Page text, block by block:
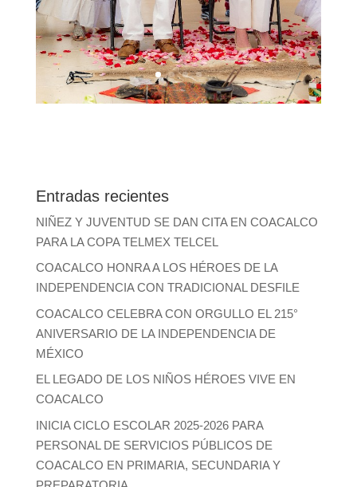
Entradas recientes
NIÑEZ Y JUVENTUD SE DAN CITA EN COACALCO
PARA LA COPA TELMEX TELCEL
COACALCO HONRA A LOS HÉROES DE LA
INDEPENDENCIA CON TRADICIONAL DESFILE
COACALCO CELEBRA CON ORGULLO EL 215°
ANIVERSARIO DE LA INDEPENDENCIA DE
MÉXICO
EL LEGADO DE LOS NIÑOS HÉROES VIVE EN
COACALCO
INICIA CICLO ESCOLAR 2025-2026 PARA
PERSONAL DE SERVICIOS PÚBLICOS DE
COACALCO EN PRIMARIA, SECUNDARIA Y